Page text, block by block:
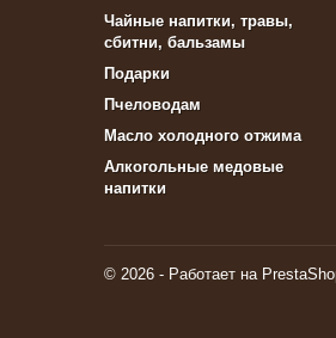
Чайные напитки, травы,
сбитни, бальзамы
Подарки
Пчеловодам
Масло холодного отжима
Алкогольные медовые
напитки
© 2026 - Работает на